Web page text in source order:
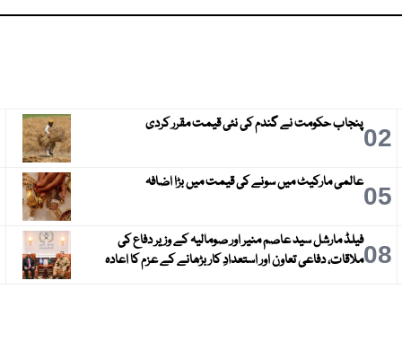
02پنجاب حکومت نے گندم کی نئی قیمت مقرر کردی
05عالمی مارکیٹ میں سونے کی قیمت میں بڑا اضافہ
08فیلڈ مارشل سید عاصم منیر اور صومالیہ کے وزیر دفاع کی
ملاقات، دفاعی تعاون اور استعدادِ کار بڑھانے کے عزم کا اعادہ